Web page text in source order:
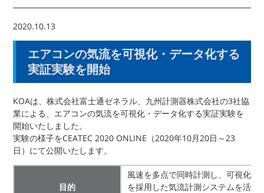
2020.10.13
エアコンの気流を可視化・データ化する
実証実験を開始
KOAは、株式会社富士通ゼネラル、九州計測器株式会社の3社協
業による、エアコンの気流を可視化・データ化する実証実験を
開始いたしました。
実験の様子をCEATEC 2020 ONLINE（2020年10月20日～23
日）にて公開いたします。
目的
風速を多点で同時計測し、可視化
を採用した気流計測システムを活